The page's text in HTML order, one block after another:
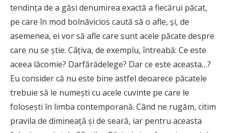
tendința de a găsi denumirea exactă a fiecărui păcat,
pe care în mod bolnăvicios caută să o afle, și, de
asemenea, ei vor să afle care sunt acele păcate despre
care nu se știe. Câțiva, de exemplu, întreabă: Ce este
aceea lăcomie? Darfărădelege? Dar ce este aceasta…?
Eu consider că nu este bine astfel deoarece păcatele
trebuie să le numești cu acele cuvinte pe care le
folosești în limba contemporană. Când ne rugăm, citim
pravila de dimineață și de seară, iar pentru aceasta